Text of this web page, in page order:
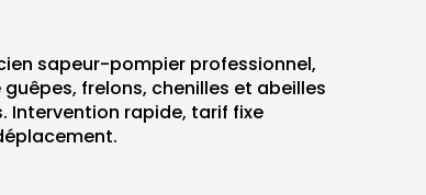
sapeur-pompier professionnel,
frelons, chenilles et abeilles
Intervention rapide, tarif fixe